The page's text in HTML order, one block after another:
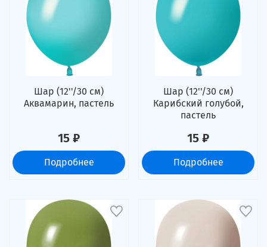
Шар (12''/30 см)
Аквамарин, пастель
15 ₽
Подробнее
Шар (12''/30 см)
Карибский голубой,
пастель
15 ₽
Подробнее